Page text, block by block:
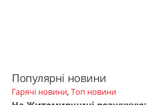
Популярні новини
Гарячі новини, Топ новини